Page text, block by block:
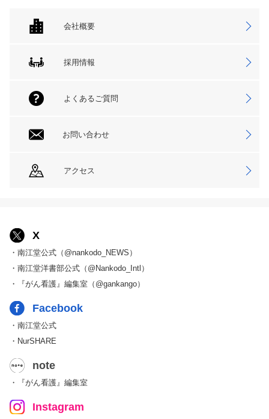
会社概要
採用情報
よくあるご質問
お問い合わせ
アクセス
X
・南江堂公式（@nankodo_NEWS）
・南江堂洋書部公式（@Nankodo_Intl）
・『がん看護』編集室（@gankango）
Facebook
・南江堂公式
・NurSHARE
note
・『がん看護』編集室
Instagram